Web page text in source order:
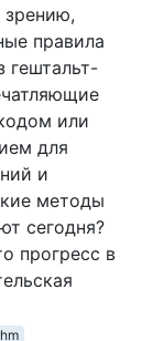
правила
гештальт-
или
для
и
методы
сегодня?
прогресс в